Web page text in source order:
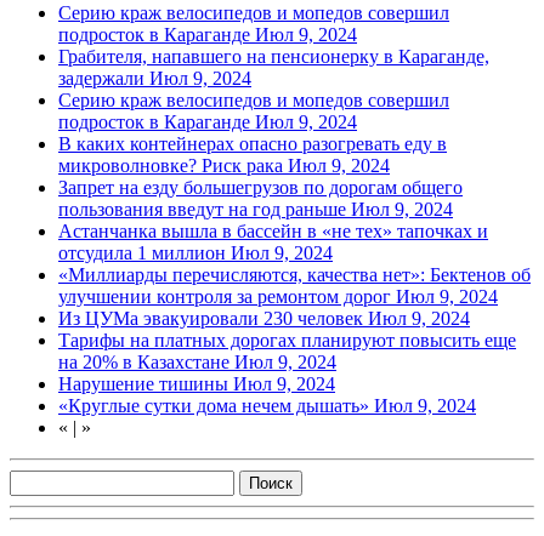
Серию краж велосипедов и мопедов совершил
подросток в Караганде Июл 9, 2024
Грабителя, напавшего на пенсионерку в Караганде,
задержали Июл 9, 2024
Серию краж велосипедов и мопедов совершил
подросток в Караганде Июл 9, 2024
В каких контейнерах опасно разогревать еду в
микроволновке? Риск рака Июл 9, 2024
Запрет на езду большегрузов по дорогам общего
пользования введут на год раньше Июл 9, 2024
Астанчанка вышла в бассейн в «не тех» тапочках и
отсудила 1 миллион Июл 9, 2024
«Миллиарды перечисляются, качества нет»: Бектенов об
улучшении контроля за ремонтом дорог Июл 9, 2024
Из ЦУМа эвакуировали 230 человек Июл 9, 2024
Тарифы на платных дорогах планируют повысить еще
на 20% в Казахстане Июл 9, 2024
Нарушение тишины Июл 9, 2024
«Круглые сутки дома нечем дышать» Июл 9, 2024
« | »